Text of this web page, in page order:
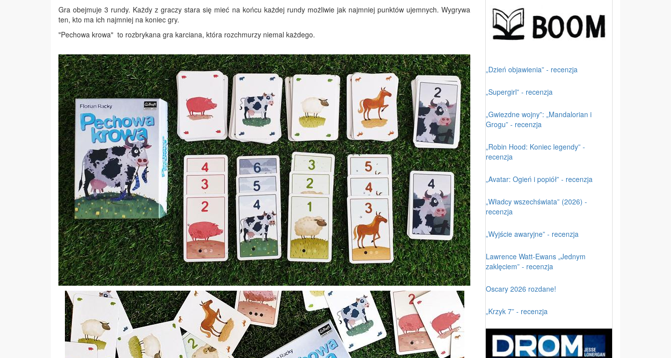
Gra obejmuje 3 rundy. Każdy z graczy stara się mieć na końcu każdej rundy możliwie jak najmniej punktów ujemnych. Wygrywa
ten, kto ma ich najmniej na koniec gry.
"Pechowa krowa" to rozbrykana gra karciana, która rozchmurzy niemal każdego.
„Dzień objawienia” - recenzja
„Supergirl” - recenzja
„Gwiezdne wojny”: „Mandalorian i
Grogu” - recenzja
„Robin Hood: Koniec legendy” -
recenzja
„Avatar: Ogień i popiół” - recenzja
„Władcy wszechświata” (2026) -
recenzja
„Wyjście awaryjne” - recenzja
Lawrence Watt-Ewans „Jednym
zaklęciem” - recenzja
Oscary 2026 rozdane!
„Krzyk 7” - recenzja